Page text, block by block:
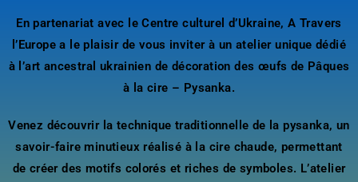
En partenariat avec le Centre culturel d’Ukraine, A Travers
l’Europe a le plaisir de vous inviter à un atelier unique dédié
à l’art ancestral ukrainien de décoration des œufs de Pâques
à la cire – Pysanka.
Venez découvrir la technique traditionnelle de la pysanka, un
savoir-faire minutieux réalisé à la cire chaude, permettant
de créer des motifs colorés et riches de symboles. L’atelier